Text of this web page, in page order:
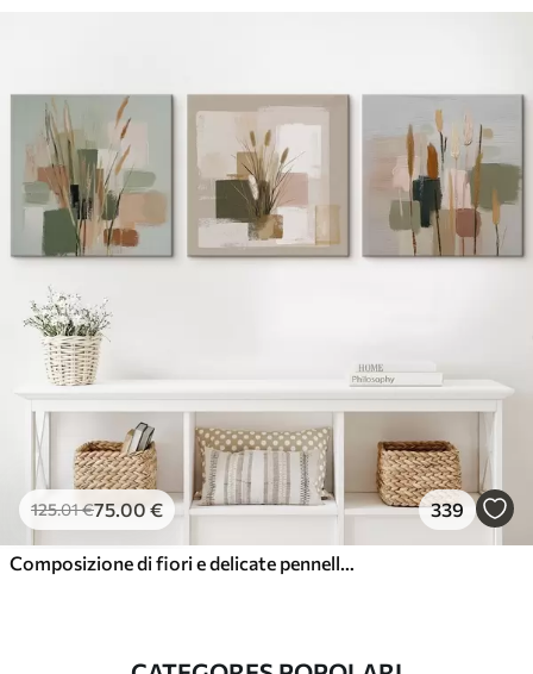
125.01€75.00€ 339
Composizione di fiori e delicate pennellate